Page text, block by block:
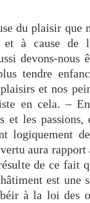
du plaisir que
et à cause de
devons-nous
tendre
et nos
en cela. –
et les
logiquement
aura
de ce fait
est une
à la loi des